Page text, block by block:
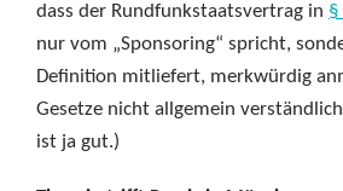
dass der Rundfunkstaatsvertrag in §
nur vom „Sponsoring“ spricht,
Definition mitliefert, merkwürdig
Gesetze nicht allgemein
ist ja gut.)